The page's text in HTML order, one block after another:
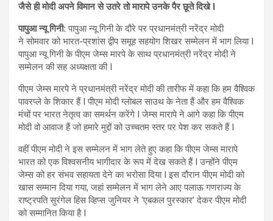
जैसे ही मोदी अपने विमान से उतरे तो मारापे उनके पैर छूते दिखे I
पापुआ न्यू गिनी: पापुआ न्यू गिनी के दौरे पर प्रधानमंत्री नरेंद्र मोदी
नेसोमवार कोभारत-प्रशांस द्वीप समूह सहयोग शिखर सम्मेलन में भाग लिया I
पापुआ न्यू गिनी के पीएम जेम्स मारपे के साथ प्रधानमंत्री नरेंद्र मोदी ने
सम्मेलन की सह अध्यक्षता की I
पीएम जेम्स मारपे ने प्रधानमंत्री नरेंद्र मोदी की तारीफ में कहा कि हम वैश्विक
पावरप्ले के शिकार हैं I पीएम मोदी ग्लोबल साउथ के नेता हैं और हम वैश्विक
मंचों पर भारत नेतृत्व का समर्थन करेंगे I जेम्स मारापे ने आगे कहा कि पीएम
मोदी वो आवाज हैं जो हमारे मुद्दों को उच्चतम स्तर पर पेश कर सकते हैं I
वहीं पीएम मोदी ने इस सम्मेलन में भाग लेते हुए कहा कि पीएम जेम्स मारापे
भारत को एक विश्वसनीय भागीदार के रूप में देख सकते हैं I उन्होंने पीएम
जेम्स को हर संभव सहायता देने का भरोसा दिया I इस दौरान पीएम मोदी को
खास सम्मान दिया गया, जहां सम्मेलन में भाग लेने आए पलाऊ गणराज्य के
राष्ट्रपति सुरंगेल हिस व्हिप्स जुनियर ने ‘एबकल पुरस्कार’ देकर पीएम मोदी
को सम्मानित किया है I